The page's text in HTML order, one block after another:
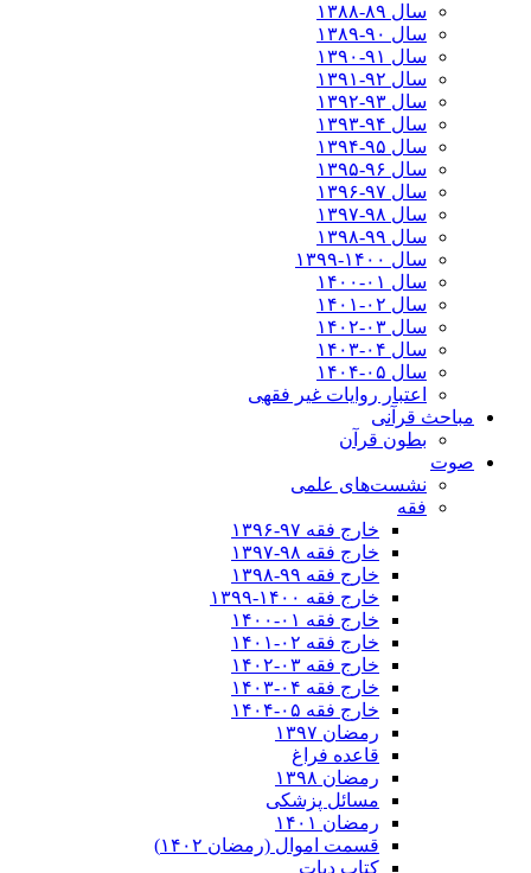
سال ۸۹-۱۳۸۸
سال ۹۰-۱۳۸۹
سال ۹۱-۱۳۹۰
سال ۹۲-۱۳۹۱
سال ۹۳-۱۳۹۲
سال ۹۴-۱۳۹۳
سال ۹۵-۱۳۹۴
سال ۹۶-۱۳۹۵
سال ۹۷-۱۳۹۶
سال ۹۸-۱۳۹۷
سال ۹۹-۱۳۹۸‍
سال ۱۴۰۰-۱۳۹۹
سال ۰۱-۱۴۰۰
سال ۰۲-۱۴۰۱
سال ۰۳-۱۴۰۲
سال ۰۴-۱۴۰۳
سال ۰۵-۱۴۰۴
اعتبار روایات غیر فقهی
مباحث قرآنی
بطون قرآن
صوت
نشست‌های علمی
فقه
خارج فقه ۹۷-۱۳۹۶
خارج فقه ۹۸-۱۳۹۷
خارج فقه ۹۹-۱۳۹۸
خارج فقه ۱۴۰۰-۱۳۹۹
خارج فقه ۰۱-۱۴۰۰
خارج فقه ۰۲-۱۴۰۱
خارج فقه ۰۳-۱۴۰۲
خارج فقه ۰۴-۱۴۰۳
خارج فقه ۰۵-۱۴۰۴
رمضان ۱۳۹۷
قاعده فراغ
رمضان ۱۳۹۸
مسائل پزشکی
رمضان ۱۴۰۱
قسمت اموال (رمضان ۱۴۰۲)
کتاب دیات